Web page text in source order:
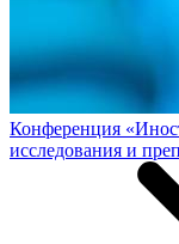
Конференция
исследования и